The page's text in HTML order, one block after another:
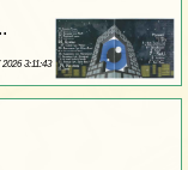
2026 3:11:43